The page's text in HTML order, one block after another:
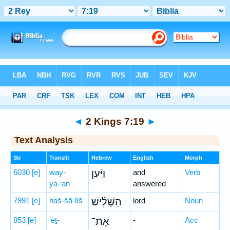
Hebrew> 2 Kings 7:19
◄ 2 Kings 7:19 ►
Text Analysis
Str Translit Hebrew English Morph
6030 [e]
way-
ya-‘an
וַיַּ֨עַן
and
answered
Verb
7991 [e] haš-šā-lîš הַשָּׁלִ֜ישׁ lord Noun
853 [e] ’eṯ- אֶת־ - Acc